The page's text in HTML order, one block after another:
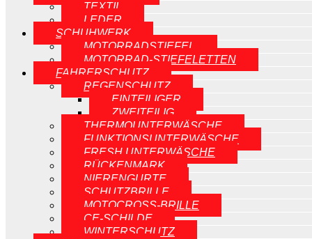
TEXTIL
LEDER
SCHUHWERK
MOTORRADSTIEFEL
MOTORRAD-STIEFELETTEN
FAHRERSCHUTZ
REGENSCHUTZ
EINTEILIGER
ZWEITEILIG
THERMOUNTERWÄSCHE
FUNKTIONSUNTERWÄSCHE
FRESH UNTERWÄSCHE
RÜCKENMARK
NIERENGURTE
SCHUTZBRILLE
MOTOCROSS-BRILLE
CE-SCHILDE
WINTERSCHUTZ